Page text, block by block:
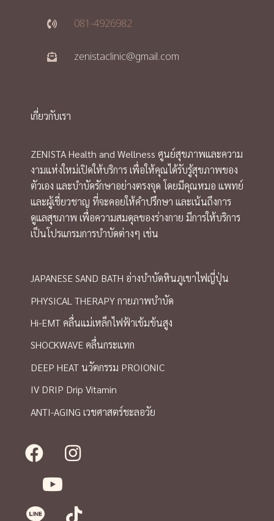
081-4926982
zenistaclinic@gmail.com
เกี่ยวกับเรา
ZENISTA Health and Wellness ศูนย์สุขภาพและความ
งามแห่งใหม่เปิดให้บริการ เพื่อให้คุณได้รับรู้สุขภาพของ
ตัวเอง และบำบัดรักษาอย่างตรงจุด โดยมีคุณหมอ แพทย์
และผู้เชี่ยวชาญ ที่จะคอยให้คำปรึกษา และเน้นถึงการ
ดูแลสุขภาพ เพื่อความสมดุลของร่างกาย มีการให้บริการ
เป็นโปรแกรมการบำบัดต่างๆ เช่น
JAPANESE SAND BATH อ่างบำบัดหินภูเขาไฟญี่ปุ่น
PHYSICAL THERAPY กายภาพบำบัด
Hi-EMT คลื่นแม่เหล็กไฟฟ้าเข้มข้นสูง
SHOCKWAVE คลื่นกระแทก
DEEP HEAT นวัตกรรม PROIONIC
IV DRIP Drip Vitamin
ANTI-AGING เวชศาสตร์ชะลอวัย